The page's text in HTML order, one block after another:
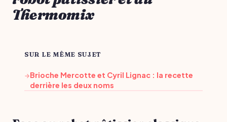
Thermomix
SUR LE MÊME SUJET
→Brioche Mercotte et Cyril Lignac : la recette
derrière les deux noms